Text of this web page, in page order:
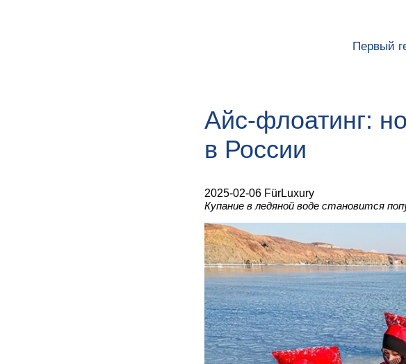
Первый
Айс-флоатинг:
в России
2025-02-06 FürLuxury
Купание в ледяной воде становится